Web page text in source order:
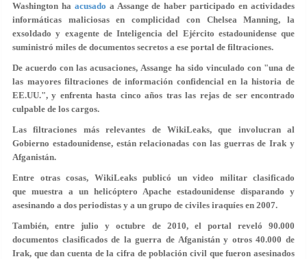
Washington ha acusado a Assange de haber participado enactividades
informáticas maliciosasen complicidad con Chelsea Manning, la
exsoldado y exagente de Inteligencia del Ejército estadounidense que
suministró miles de documentos secretos a ese portal de filtraciones.
De acuerdo con las acusaciones, Assange ha sido vinculado con "una de
las mayores filtraciones de información confidencial en la historia de
EE.UU.", y enfrenta hasta cinco años tras las rejas de ser encontrado
culpable de los cargos.
Las filtraciones más relevantes de WikiLeaks, que involucran al
Gobierno estadounidense, están relacionadas con las guerras de Irak y
Afganistán.
Entre otras cosas, WikiLeaks publicó un video militar clasificado
que muestra a un helicóptero Apache estadounidense disparando y
asesinando a dos periodistas y a un grupo de civiles iraquíes en 2007.
También, entre julio y octubre de 2010, el portal reveló 90.000
documentos clasificados de la guerra de Afganistán y otros 40.000 de
Irak, que dan cuenta de la cifra de población civil que fueron asesinados